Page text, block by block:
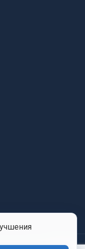
Обработка